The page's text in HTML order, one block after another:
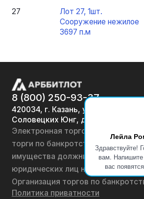
Лейла
Здравствуйте!
вам.
вас
27
Лот 27, 1шт.
Сооружение нежилое
3697 п.м
8 (800) 250-93-37
420034, г. Казань, ул.
Соловецких Юнг, д. 7
Электронная торговая
торги по банкротству, лоты по
имущества должников
юридических лиц на онлайн-
Организация торгов по
Политика приватности